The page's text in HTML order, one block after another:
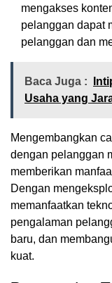
mengakses
pelanggan dapat
pelanggan dan
Baca Juga :
Usaha yang
Mengembangkan
dengan pelanggan
memberikan
Dengan
memanfaatkan
pengalaman
baru, dan
kuat.